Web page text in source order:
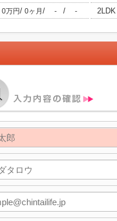
0万円/ 0ヶ月 / - / - 2LDK